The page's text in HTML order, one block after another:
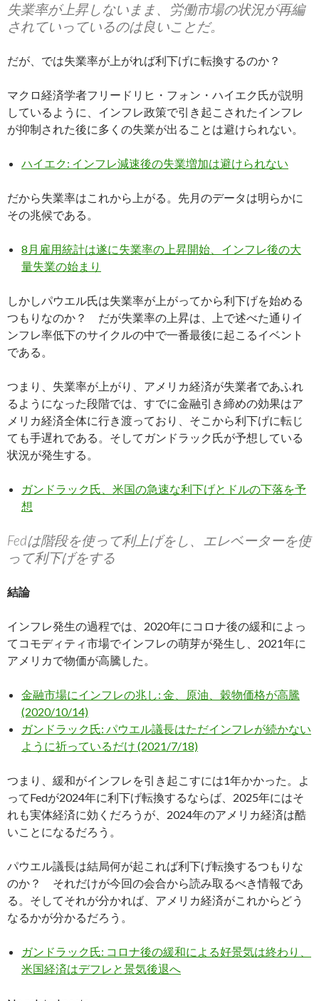
失業率が上昇しないまま、労働市場の状況が再編
されていっているのは良いことだ。
だが、では失業率が上がれば利下げに転換するのか？
マクロ経済学者フリードリヒ・フォン・ハイエク氏が説明
しているように、インフレ政策で引き起こされたインフレ
が抑制された後に多くの失業が出ることは避けられない。
ハイエク: インフレ減速後の失業増加は避けられない
だから失業率はこれから上がる。先月のデータは明らかに
その兆候である。
8月雇用統計は遂に失業率の上昇開始、インフレ後の大
量失業の始まり
しかしパウエル氏は失業率が上がってから利下げを始める
つもりなのか？ だが失業率の上昇は、上で述べた通りイ
ンフレ率低下のサイクルの中で一番最後に起こるイベント
である。
つまり、失業率が上がり、アメリカ経済が失業者であふれ
るようになった段階では、すでに金融引き締めの効果はア
メリカ経済全体に行き渡っており、そこから利下げに転じ
ても手遅れである。そしてガンドラック氏が予想している
状況が発生する。
ガンドラック氏、米国の急速な利下げとドルの下落を予
想
Fedは階段を使って利上げをし、エレベーターを使
って利下げをする
結論
インフレ発生の過程では、2020年にコロナ後の緩和によっ
てコモディティ市場でインフレの萌芽が発生し、2021年に
アメリカで物価が高騰した。
金融市場にインフレの兆し: 金、原油、穀物価格が高騰
(2020/10/14)
ガンドラック氏: パウエル議長はただインフレが続かない
ように祈っているだけ (2021/7/18)
つまり、緩和がインフレを引き起こすには1年かかった。よ
ってFedが2024年に利下げ転換するならば、2025年にはそ
れも実体経済に効くだろうが、2024年のアメリカ経済は酷
いことになるだろう。
パウエル議長は結局何が起これば利下げ転換するつもりな
のか？ それだけが今回の会合から読み取るべき情報であ
る。そしてそれが分かれば、アメリカ経済がこれからどう
なるかが分かるだろう。
ガンドラック氏: コロナ後の緩和による好景気は終わり、
米国経済はデフレと景気後退へ